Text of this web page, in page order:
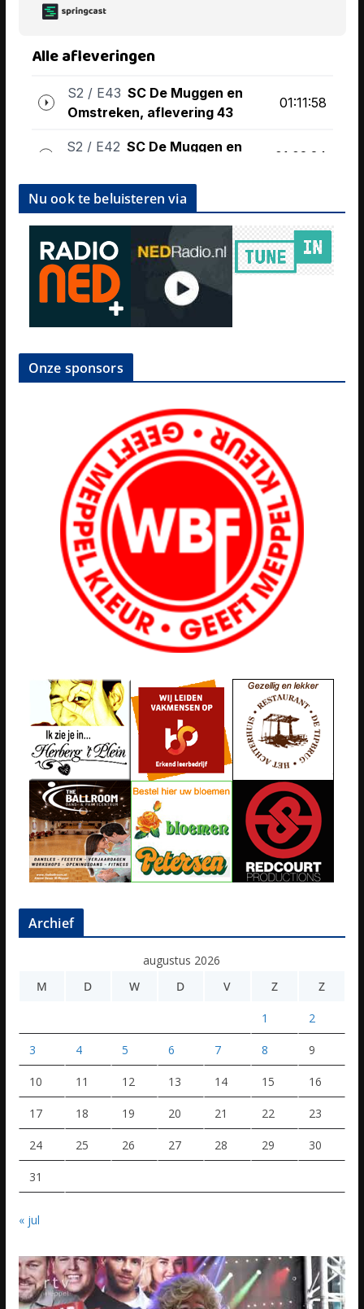
Nu ook te beluisteren via
Onze sponsors
Archief
augustus 2026
M
D W D V Z Z
1 2
3 4 5 6 7 8 9
10 11 12 13 14 15 16
17 18 19 20 21 22 23
24 25 26 27 28 29 30
31
« jul